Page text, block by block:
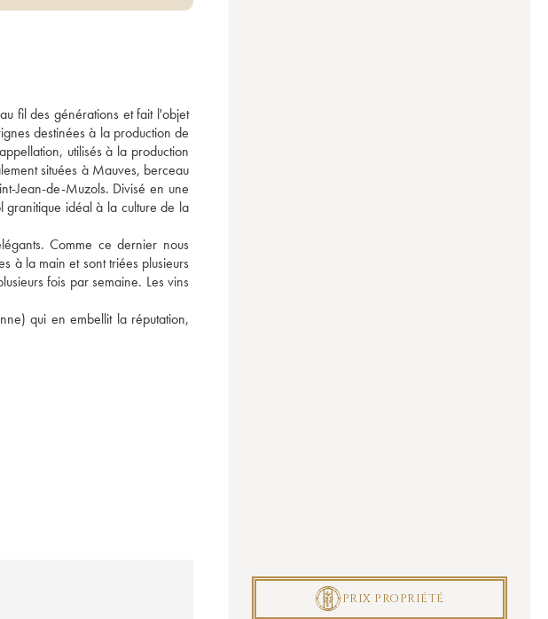
fil des générations et fait l'objet
destinées à la production de
utilisés à la production
situées à Mauves, berceau
Jean-de-Muzols. Divisé en une
granitique idéal à la culture de la
Comme ce dernier nous
à la main et sont triées plusieurs
fois par semaine. Les vins
qui en embellit la réputation,
PPRIX PROPRIÉTÉ